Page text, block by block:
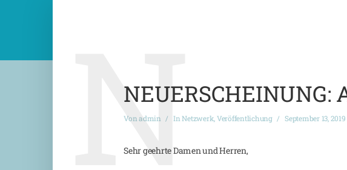
Vonadmin InNetzwerk,Veröffentlichung September 13, 2019
N
Sehr geehrte Damen und Herren,